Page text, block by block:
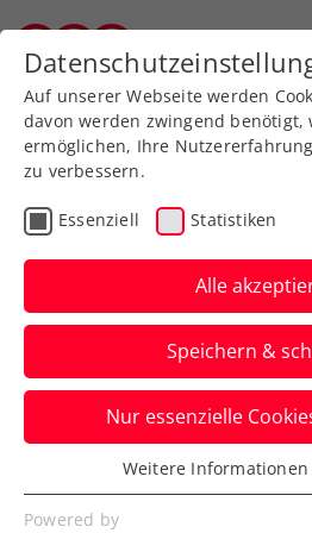
Turniere
Der Drei
presented by
geht in die
Runde
Österreichs wichtigste
macht auch 2025 in
Bundesländern Halt.
Auf unserer Webseite werden
davon werden zwingend benötigt,
ermöglichen, Ihre
zu verbessern.
Essenziell Statistiken
Alle
Speichern &
Nur essenzielle
Essenziell
Essenzielle Cookies werden für
Weitere
Powered by